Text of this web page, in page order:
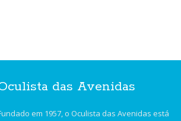
das Avenidas
em 1957, o Oculista das Avenidas está